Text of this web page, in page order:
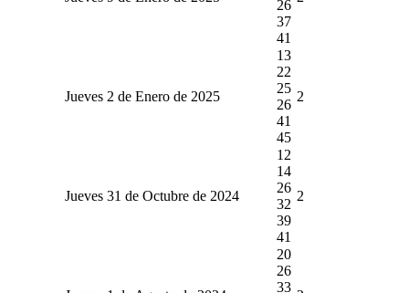
26
37
41
Jueves 2 de Enero de 2025
13
22
25
26
41
45
2
Jueves 31 de Octubre de 2024
12
14
26
32
39
41
2
20
26
33